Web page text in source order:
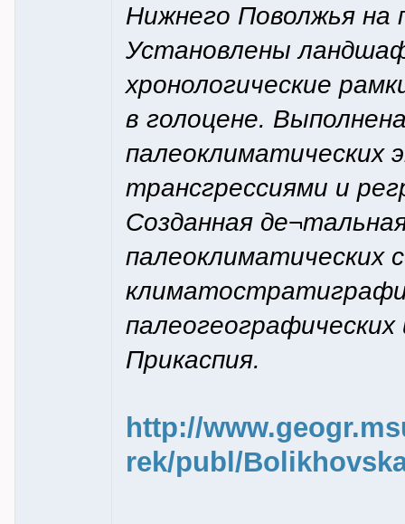
Нижнего Поволжья
Установлены
хронологические
в голоцене.
палеоклиматических
трансгрессиями и
Созданная
палеоклиматических
Прикаспия.
http://
rek/publ/